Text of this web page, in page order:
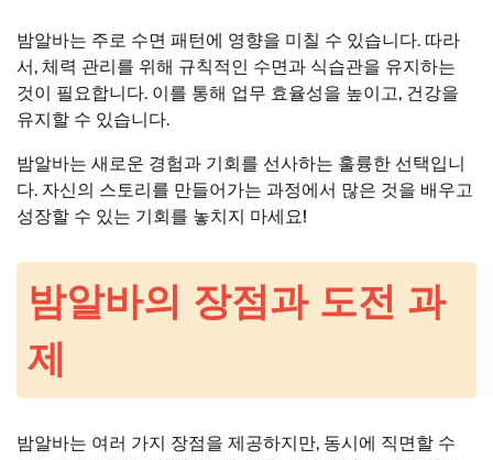
밤알바는 주로 수면 패턴에 영향을 미칠 수 있습니다. 따라
서, 체력 관리를 위해 규칙적인 수면과 식습관을 유지하는
것이 필요합니다. 이를 통해 업무 효율성을 높이고, 건강을
유지할 수 있습니다.
밤알바는 새로운 경험과 기회를 선사하는 훌륭한 선택입니
다. 자신의 스토리를 만들어가는 과정에서 많은 것을 배우고
성장할 수 있는 기회를 놓치지 마세요!
밤알바의 장점과 도전 과
제
밤알바는 여러 가지 장점을 제공하지만, 동시에 직면할 수